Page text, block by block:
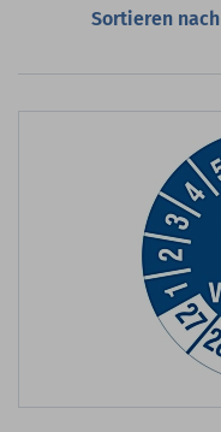
Sortieren nach